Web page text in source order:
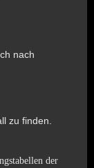
nach
zu finden.
der